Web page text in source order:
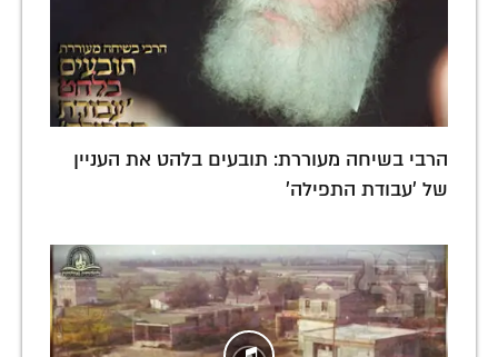
הרבי בשיחה מעוררת: תובעים בלהט את העניין
של 'עבודת התפילה'